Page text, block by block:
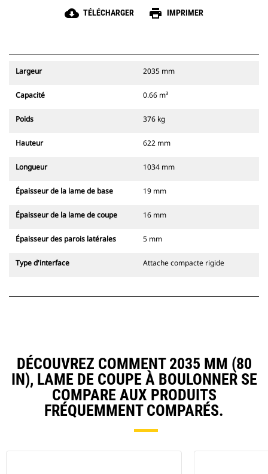
cloud_download TÉLÉCHARGER print IMPRIMER
Largeur 2035 mm
Capacité 0.66 m³
Poids 376 kg
Hauteur 622 mm
Longueur 1034 mm
Épaisseur de la lame de base 19 mm
Épaisseur de la lame de coupe 16 mm
Épaisseur des parois latérales 5 mm
Type d'interface Attache compacte rigide
DÉCOUVREZ COMMENT 2035 MM (80
IN), LAME DE COUPE À BOULONNER SE
COMPARE AUX PRODUITS
FRÉQUEMMENT COMPARÉS.